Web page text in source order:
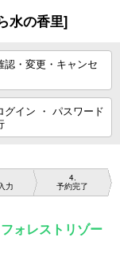
水の香里]
認・変更・キャンセ
グイン ・ パスワード
力
4
予約完了
ォレストリゾー